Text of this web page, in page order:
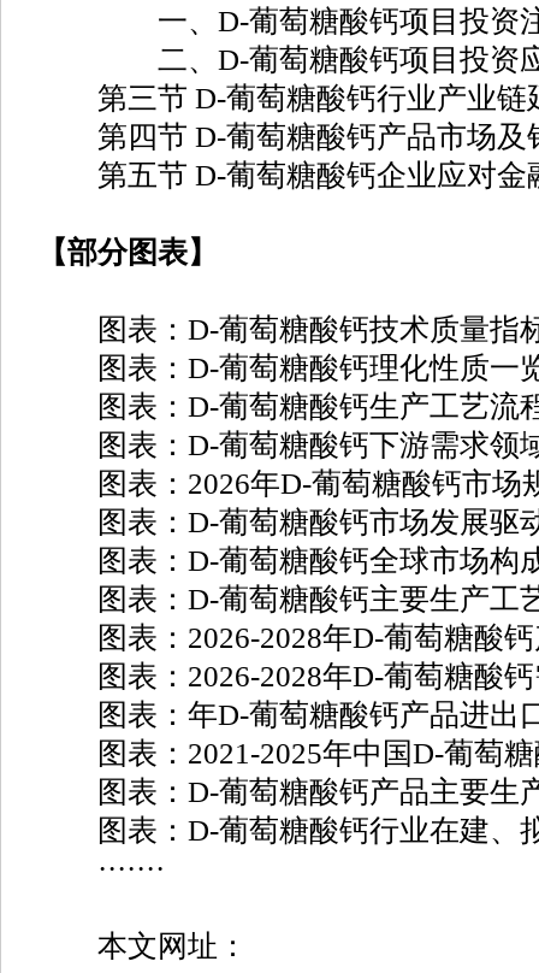
一、D-葡萄糖酸钙项目投资注
二、D-葡萄糖酸钙项目投资应
第三节 D-葡萄糖酸钙行业产业链
第四节 D-葡萄糖酸钙产品市场及
第五节 D-葡萄糖酸钙企业应对金
【部分图表】
图表：D-葡萄糖酸钙技术质量指
图表：D-葡萄糖酸钙理化性质一
图表：D-葡萄糖酸钙生产工艺流
图表：D-葡萄糖酸钙下游需求领
图表：2026年D-葡萄糖酸钙市场
图表：D-葡萄糖酸钙市场发展驱
图表：D-葡萄糖酸钙全球市场构
图表：D-葡萄糖酸钙主要生产工
图表：2026-2028年D-葡萄糖酸钙
图表：2026-2028年D-葡萄糖酸钙
图表：年D-葡萄糖酸钙产品进出
图表：2021-2025年中国D-葡萄糖
图表：D-葡萄糖酸钙产品主要生
图表：D-葡萄糖酸钙行业在建、
·······
本文网址：